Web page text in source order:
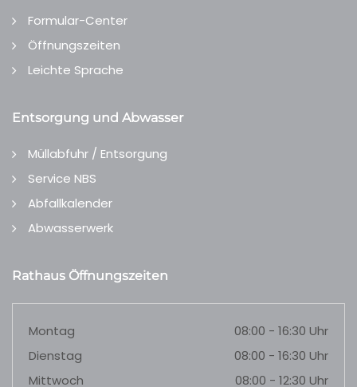
Formular-Center
Öffnungszeiten
Leichte Sprache
Entsorgung und Abwasser
Müllabfuhr / Entsorgung
Service NBS
Abfallkalender
Abwasserwerk
Rathaus Öffnungszeiten
Montag
08:00 - 16:30 Uhr
Dienstag
08:00 - 16:30 Uhr
Mittwoch
08:00 - 12:30 Uhr